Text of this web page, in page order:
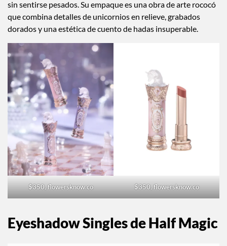
sin sentirse pesados. Su empaque es una obra de arte rococó
que combina detalles de unicornios en relieve, grabados
dorados y una estética de cuento de hadas insuperable.
$350, flowersknow.co $350, flowersknow.co
Eyeshadow Singles de Half Magic